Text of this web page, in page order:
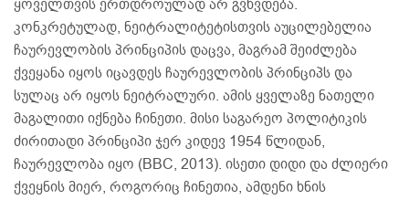
ყოველთვის ერთდროულად არ გვხვდება.
კონკრეტულად, ნეიტრალიტეტისთვის აუცილებელია
ჩაურევლობის პრინციპის დაცვა, მაგრამ შეიძლება
ქვეყანა იყოს იცავდეს ჩაურევლობის პრინციპს და
სულაც არ იყოს ნეიტრალური. ამის ყველაზე ნათელი
მაგალითი იქნება ჩინეთი. მისი საგარეო პოლიტიკის
ძირითადი პრინციპი ჯერ კიდევ 1954 წლიდან,
ჩაურევლობა იყო (BBC, 2013). ისეთი დიდი და ძლიერი
ქვეყნის მიერ, როგორიც ჩინეთია, ამდენი ხნის